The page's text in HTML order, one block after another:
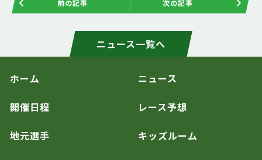
前の記事 次の記事
ニュース一覧へ
ホーム ニュース
開催日程 レース予想
地元選手 キッズルーム